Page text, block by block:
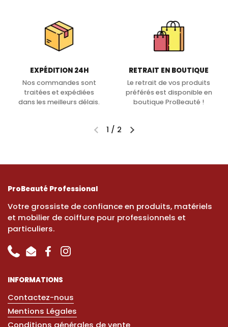
EXPÉDITION 24H
Nos commandes sont
traitées et expédiées
dans les meilleurs délais.
RETRAIT EN BOUTIQUE
Le retrait de vos produits
préférés est disponible en
boutique ProBeauté !
1 / 2
ProBeauté Professional
Votre grossiste de confiance en produits, matériels
et mobilier de coiffure pour professionnels et
particuliers.
PhoneEmailFacebookInstagram
INFORMATIONS
Contactez-nous
Mentions Légales